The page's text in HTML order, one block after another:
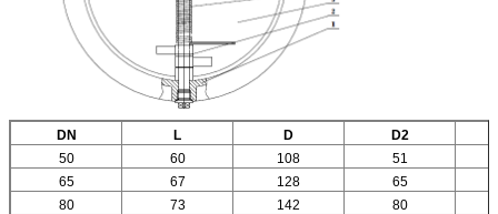
DN L D
D2
50
60 108
51
65
67 128
65
80
73 142
80